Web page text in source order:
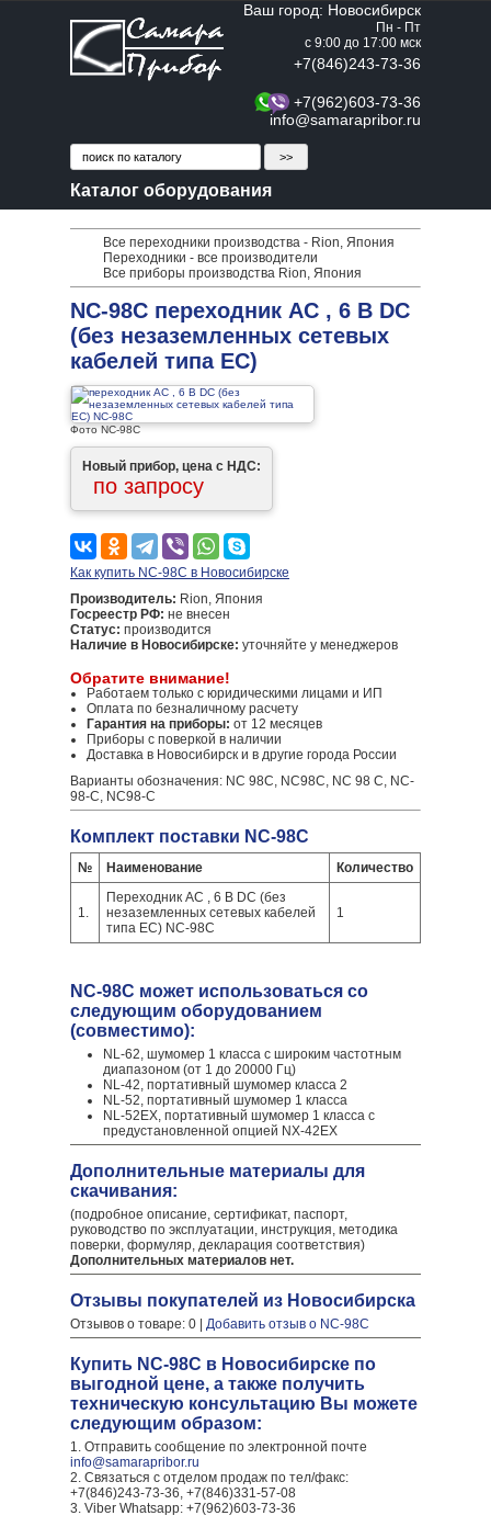
Ваш город: Новосибирск
Пн - Пт
с 9:00 до 17:00 мск
+7(846)243-73-36
+7(962)603-73-36
info@samarapribor.ru
Каталог оборудования
Все переходники производства - Rion, Япония
Переходники - все производители
Все приборы производства Rion, Япония
NC-98C переходник AC , 6 В DC
(без незаземленных сетевых
кабелей типа ЕС)
Фото NC-98C
Новый прибор, цена с НДС:
по запросу
Как купить NC-98C в Новосибирске
Производитель: Rion, Япония
Госреестр РФ: не внесен
Статус: производится
Наличие в Новосибирске: уточняйте у менеджеров
Обратите внимание!
Работаем только с юридическими лицами и ИП
Оплата по безналичному расчету
Гарантия на приборы: от 12 месяцев
Приборы с поверкой в наличии
Доставка в Новосибирск и в другие города России
Варианты обозначения: NC 98C, NC98C, NC 98 C, NC-
98-C, NC98-C
Комплект поставки NC-98C
№ Наименование Количество
1.
Переходник AC , 6 В DC (без
незаземленных сетевых кабелей
типа ЕС) NC-98C
1
NC-98C может использоваться со
следующим оборудованием
(совместимо):
NL-62, шумомер 1 класса с широким частотным
диапазоном (от 1 до 20000 Гц)
NL-42, портативный шумомер класса 2
NL-52, портативный шумомер 1 класса
NL-52EX, портативный шумомер 1 класса c
предустановленной опцией NX-42EX
Дополнительные материалы для
скачивания:
(подробное описание, сертификат, паспорт,
руководство по эксплуатации, инструкция, методика
поверки, формуляр, декларация соответствия)
Дополнительных материалов нет.
Отзывы покупателей из Новосибирска
Отзывов о товаре: 0 | Добавить отзыв о NC-98C
Купить NC-98C в Новосибирске по
выгодной цене, а также получить
техническую консультацию Вы можете
следующим образом:
1. Отправить сообщение по электронной почте
info@samarapribor.ru
2. Связаться с отделом продаж по тел/факс:
+7(846)243-73-36, +7(846)331-57-08
3. Viber Whatsapp: +7(962)603-73-36